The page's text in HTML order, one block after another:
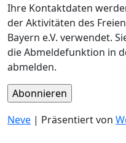
Ihre Kontaktdaten
der Aktivitäten des
Bayern e.V. verwendet.
die Abmeldefunktion in
abmelden.
Neve | Präsentiert von